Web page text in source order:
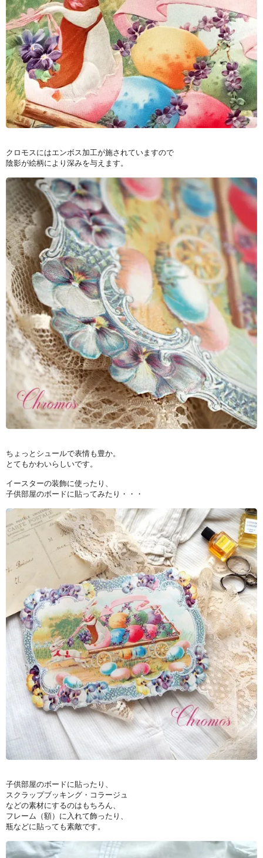
クロモスにはエンボス加工が施されていますので
陰影が絵柄により深みを与えます。
ちょっとシュールで表情も豊か。
とてもかわいらしいです。
イースターの装飾に使ったり、
子供部屋のボードに貼ってみたり・・・
子供部屋のボードに貼ったり、
スクラップブッキング・コラージュ
などの素材にするのはもちろん、
フレーム（額）に入れて飾ったり、
瓶などに貼っても素敵です。